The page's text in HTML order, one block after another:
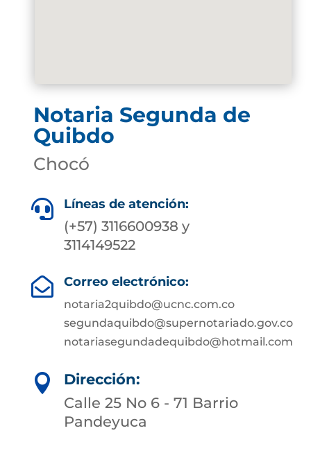
Notaria Segunda de
Quibdo
Chocó
 Líneas de atención:
(+57) 3116600938 y
3114149522
 Correo electrónico:
notaria2quibdo@ucnc.com.co
segundaquibdo@supernotariado.gov.co
notariasegundadequibdo@hotmail.com

Dirección:
Calle 25 No 6 - 71 Barrio
Pandeyuca